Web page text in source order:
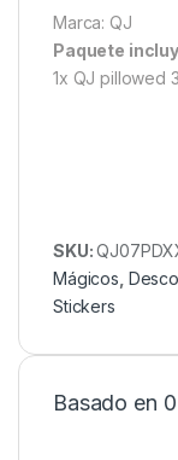
Marca: QJ
Paquete
1x QJ pillowed
SKU:
Mágicos,
Stickers
Basado en